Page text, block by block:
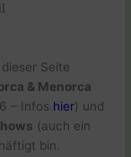
Seite
& Menorca
– Infos hier) und
(auch ein
bin.